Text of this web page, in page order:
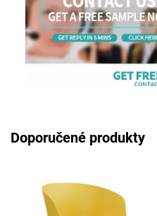
Doporučené produkty